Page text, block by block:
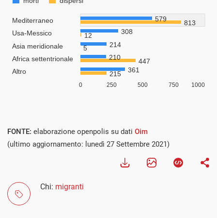
FONTE: elaborazione openpolis su dati Oim
(ultimo aggiornamento: lunedì 27 Settembre 2021)
Chi: migranti